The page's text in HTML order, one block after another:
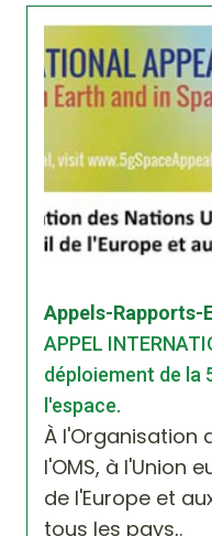
Appels-Rapports-
APPEL
déploiement de la
l'espace.
À l'Organisation
l'OMS, à l'Union
de l'Europe et
tous les pays,.